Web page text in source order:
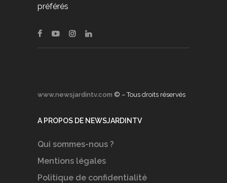
préférés
www.newsjardintv.com © – Tous droits réservés
A PROPOS DE NEWSJARDINTV
Qui sommes-nous ?
Mentions légales
Politique de confidentialité